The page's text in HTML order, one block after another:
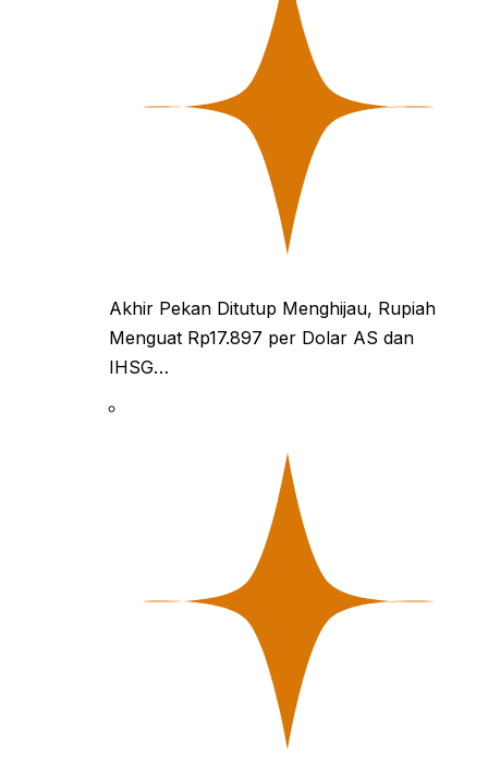
Akhir Pekan Ditutup Menghijau, Rupiah
Menguat Rp17.897 per Dolar AS dan
IHSG…